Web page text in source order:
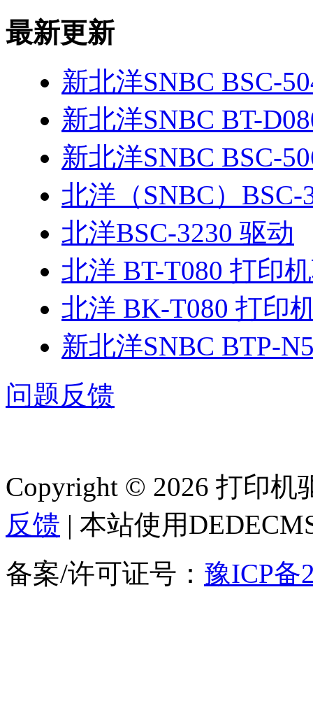
最新更新
新北洋SNBC BSC-
新北洋SNBC BT-
新北洋SNBC BSC-
北洋（SNBC）BSC-
北洋BSC-3230 驱动
北洋 BT-T080 打印
北洋 BK-T080 打印
新北洋SNBC BTP-
问题反馈
Copyright © 2026 打印
反馈 | 本站使用
备案/许可证号： 豫ICP备